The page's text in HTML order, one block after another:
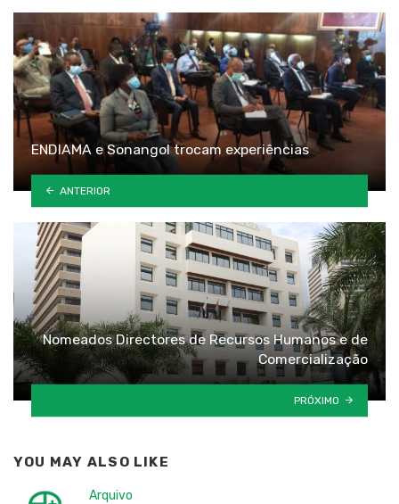
ENDIAMA e Sonangol trocam experiências
ANTERIOR
Nomeados Directores de Recursos Humanos e de
Comercialização
PRÓXIMO
YOU MAY ALSO LIKE
Arquivo